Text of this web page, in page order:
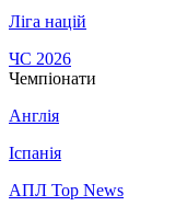
Ліга націй
ЧС 2026
Чемпіонати
Англія
Іспанія
АПЛ Top News